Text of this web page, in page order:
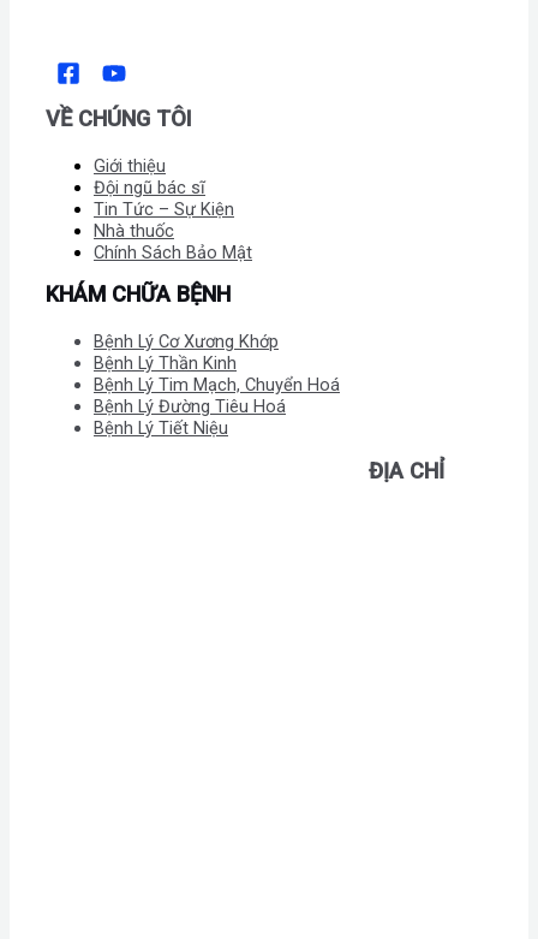
VỀ CHÚNG TÔI
Giới thiệu
Đội ngũ bác sĩ
Tin Tức – Sự Kiện
Nhà thuốc
Chính Sách Bảo Mật
KHÁM CHỮA BỆNH
Bệnh Lý Cơ Xương Khớp
Bệnh Lý Thần Kinh
Bệnh Lý Tim Mạch, Chuyển Hoá
Bệnh Lý Đường Tiêu Hoá
Bệnh Lý Tiết Niệu
ĐỊA CHỈ